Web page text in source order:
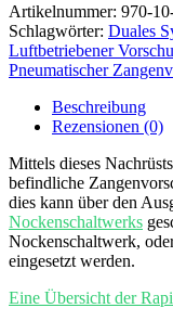
Artikelnummer: 970-
Schlagwörter: Duales
Luftbetriebener
Pneumatischer
Beschreibung
Rezensionen (0)
Mittels dieses
befindliche
dies kann über den
Nockenschaltwerks
Nockenschaltwerk,
eingesetzt werden.
Eine Übersicht der